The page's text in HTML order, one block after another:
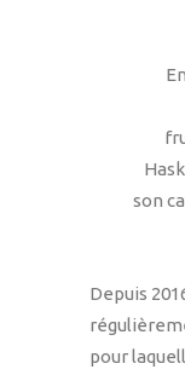
son
Depuis
pour